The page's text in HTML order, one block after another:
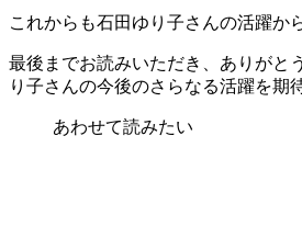
これからも石田ゆり子さんの活躍か
最後までお読みいただき、ありがと
り子さんの今後のさらなる活躍を期
あわせて読みたい